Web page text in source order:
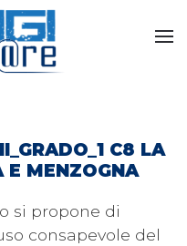
C8 LA
E MENZOGNA
si propone di
consapevole del